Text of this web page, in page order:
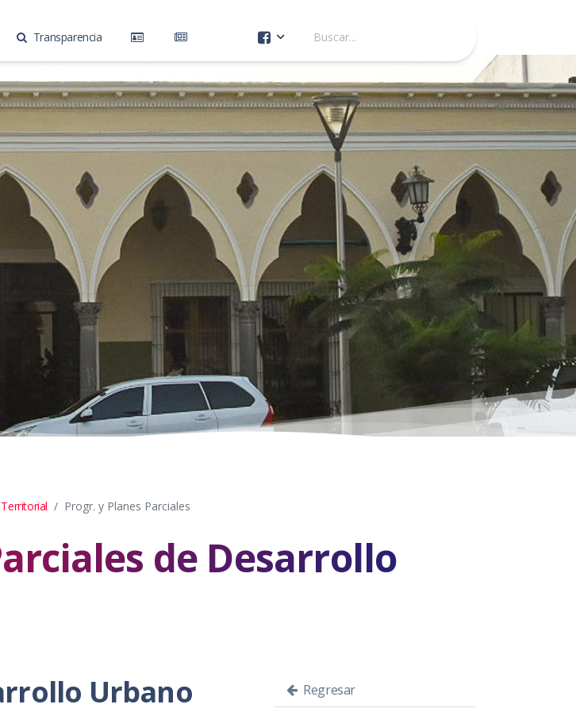
Transparencia
Cuenta Oficial
Construcción de Comunidad
Servicios Públicos
Instituto de la Mujer
Tránsito y Vialidad
Gestión de la Ciudad
Progr. y Planes Parciales
de Desarrollo
Urbano
Regresar